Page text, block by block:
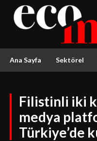
Ana Sayfa Sektörel
Filistinli iki
medya
Türkiye’de